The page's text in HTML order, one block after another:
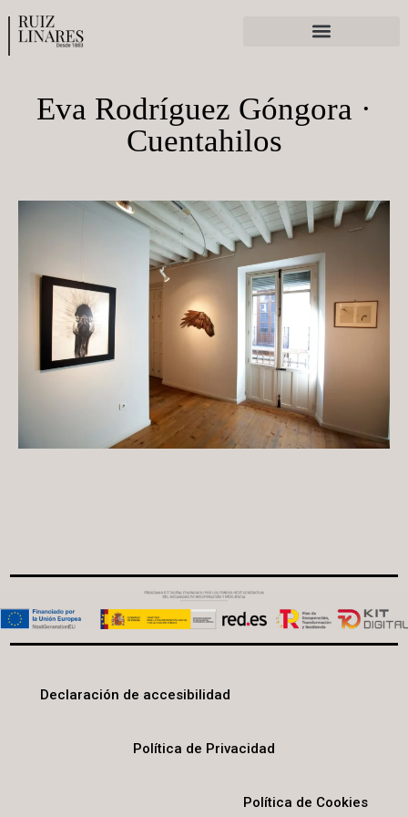
Eva Rodríguez Góngora ·
Cuentahilos
Declaración de accesibilidad
Política de Privacidad
Política de Cookies